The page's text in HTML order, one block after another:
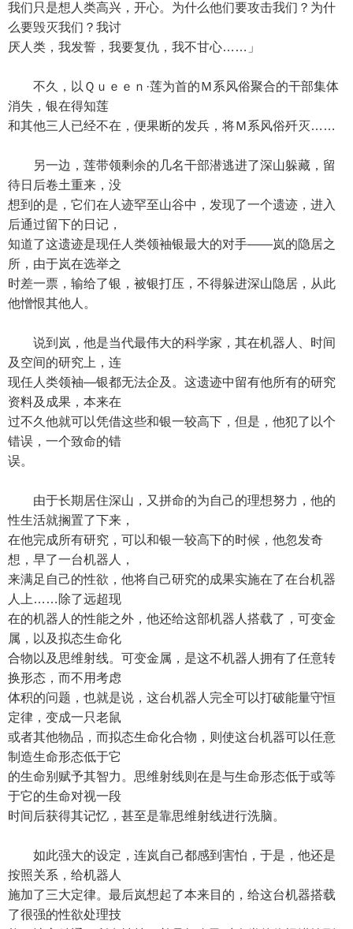
我们只是想人类高兴，开心。为什么他们要攻击我们？为什
么要毁灭我们？我讨
厌人类，我发誓，我要复仇，我不甘心……」
不久，以Ｑｕｅｅｎ·莲为首的Ｍ系风俗聚合的干部集体
消失，银在得知莲
和其他三人已经不在，便果断的发兵，将Ｍ系风俗歼灭……
另一边，莲带领剩余的几名干部潜逃进了深山躲藏，留
待日后卷土重来，没
想到的是，它们在人迹罕至山谷中，发现了一个遗迹，进入
后通过留下的日记，
知道了这遗迹是现任人类领袖银最大的对手——岚的隐居之
所，由于岚在选举之
时差一票，输给了银，被银打压，不得躲进深山隐居，从此
他憎恨其他人。
说到岚，他是当代最伟大的科学家，其在机器人、时间
及空间的研究上，连
现任人类领袖—银都无法企及。这遗迹中留有他所有的研究
资料及成果，本来在
过不久他就可以凭借这些和银一较高下，但是，他犯了以个
错误，一个致命的错
误。
由于长期居住深山，又拼命的为自己的理想努力，他的
性生活就搁置了下来，
在他完成所有研究，可以和银一较高下的时候，他忽发奇
想，早了一台机器人，
来满足自己的性欲，他将自己研究的成果实施在了在台机器
人上……除了远超现
在的机器人的性能之外，他还给这部机器人搭载了，可变金
属，以及拟态生命化
合物以及思维射线。可变金属，是这不机器人拥有了任意转
换形态，而不用考虑
体积的问题，也就是说，这台机器人完全可以打破能量守恒
定律，变成一只老鼠
或者其他物品，而拟态生命化合物，则使这台机器可以任意
制造生命形态低于它
的生命别赋予其智力。思维射线则在是与生命形态低于或等
于它的生命对视一段
时间后获得其记忆，甚至是靠思维射线进行洗脑。
如此强大的设定，连岚自己都感到害怕，于是，他还是
按照关系，给机器人
施加了三大定律。最后岚想起了本来目的，给这台机器搭载
了很强的性欲处理技